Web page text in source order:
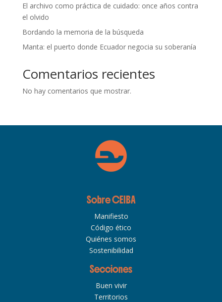
El archivo como práctica de cuidado: once años contra
el olvido
Bordando la memoria de la búsqueda
Manta: el puerto donde Ecuador negocia su soberanía
Comentarios recientes
No hay comentarios que mostrar.
Sobre CEIBA
Manifiesto
Código ético
Quiénes somos
Sostenibilidad
Secciones
Buen vivir
Territorios